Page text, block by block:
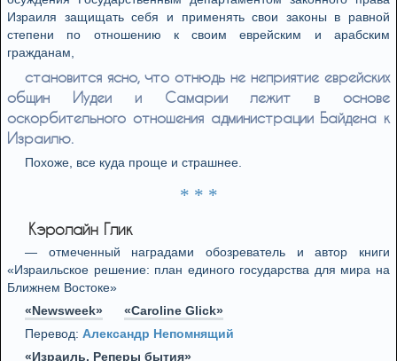
Израиля защищать себя и применять свои законы в равной
степени по отношению к своим еврейским и арабским
гражданам,
становится ясно, что отнюдь не неприятие еврейских
общин Иудеи и Самарии лежит в основе
оскорбительного отношения администрации Байдена к
Израилю.
Похоже, все куда проще и страшнее.
* * *
Кэролайн Глик
— отмеченный наградами обозреватель и автор книги
«Израильское решение: план единого государства для мира на
Ближнем Востоке»
«Newsweek»
«Caroline Glick»
Перевод: Александр Непомнящий
«Израиль. Реперы бытия»